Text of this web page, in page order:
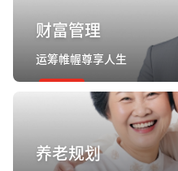
财富管理
运筹帷幄尊享人生
养老规划